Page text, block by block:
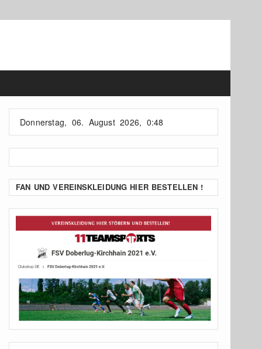
Donnerstag, 06. August 2026, 0:48
FAN UND VEREINSKLEIDUNG HIER BESTELLEN !